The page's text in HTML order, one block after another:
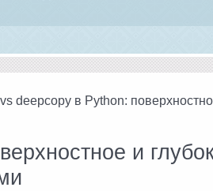
deepcopy в Python:
и